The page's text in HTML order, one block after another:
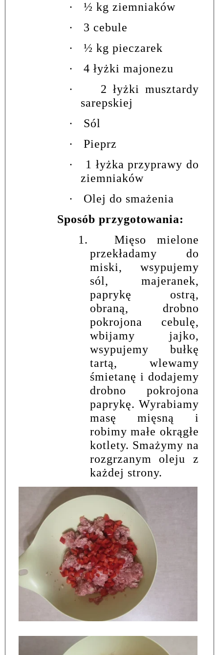
·
½ kg ziemniaków
·
3 cebule
·
½ kg pieczarek
·
4 łyżki majonezu
·
2 łyżki musztardy
sarepskiej
·
Sól
·
Pieprz
·
1 łyżka przyprawy do
ziemniaków
·
Olej do smażenia
Sposób przygotowania:
1.
Mięso mielone
przekładamy do
miski, wsypujemy
sól, majeranek,
paprykę ostrą,
obraną, drobno
pokrojona cebulę,
wbijamy jajko,
wsypujemy bułkę
tartą, wlewamy
śmietanę i dodajemy
drobno pokrojona
paprykę. Wyrabiamy
masę mięsną i
robimy małe okrągłe
kotlety. Smażymy na
rozgrzanym oleju z
każdej strony.